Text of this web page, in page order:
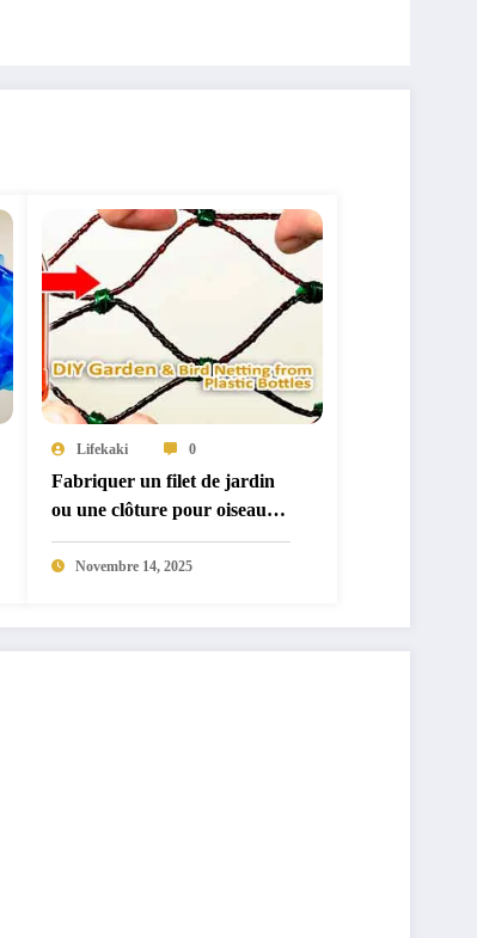
Lifekaki 0
Fabriquer un filet de jardin
ou une clôture pour oiseaux à
partir de bouteilles en
plastique – une idée
Novembre 14, 2025